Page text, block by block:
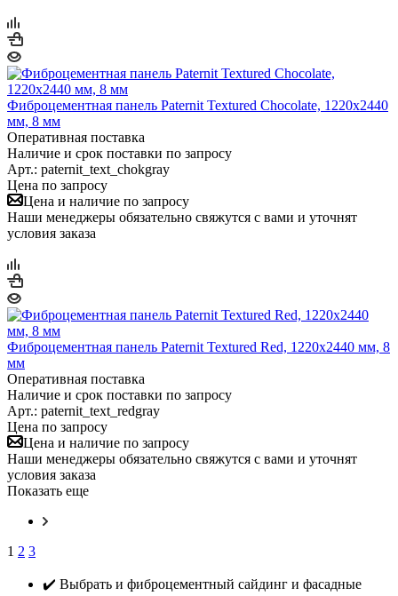
Фиброцементная панель Paternit Textured Chocolate, 1220х2440
мм, 8 мм
Оперативная поставка
Наличие и срок поставки по запросу
Арт.: paternit_text_chokgray
Цена по запросу
Цена и наличие по запросу
Наши менеджеры обязательно свяжутся с вами и уточнят
условия заказа
Фиброцементная панель Paternit Textured Red, 1220х2440 мм, 8
мм
Оперативная поставка
Наличие и срок поставки по запросу
Арт.: paternit_text_redgray
Цена по запросу
Цена и наличие по запросу
Наши менеджеры обязательно свяжутся с вами и уточнят
условия заказа
Показать еще
1 2 3
✔️ Выбрать и фиброцементный сайдинг и фасадные